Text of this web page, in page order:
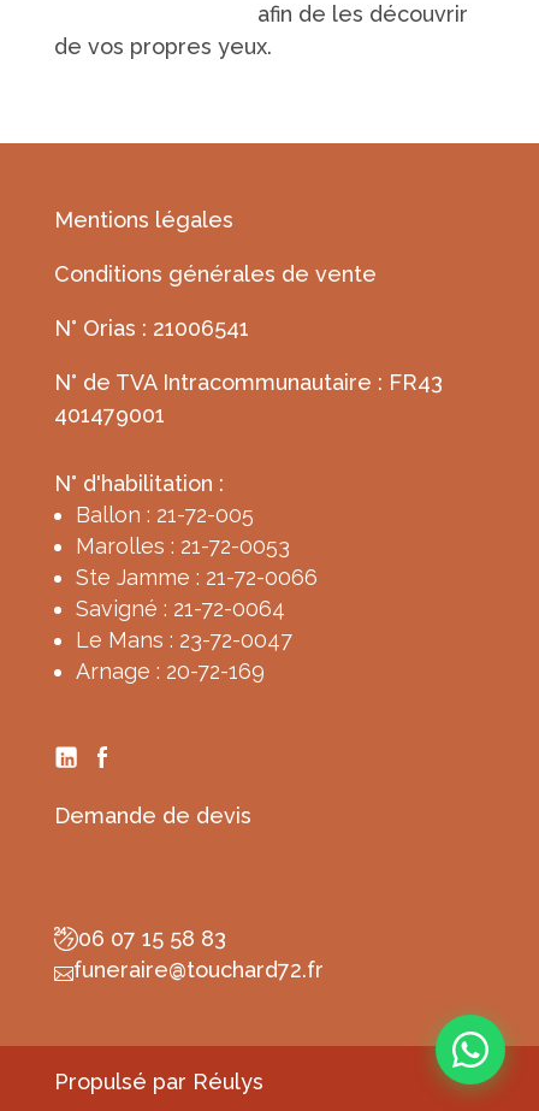
afin de les découvrir
de vos propres yeux.
Mentions légales
Conditions générales de vente
N° Orias : 21006541
N° de TVA Intracommunautaire : FR43
401479001
N° d'habilitation :
Ballon : 21-72-005
Marolles : 21-72-0053
Ste Jamme : 21-72-0066
Savigné : 21-72-0064
Le Mans : 23-72-0047
Arnage : 20-72-169
Demande de devis
06 07 15 58 83
funeraire@touchard72.fr
Propulsé par Réulys